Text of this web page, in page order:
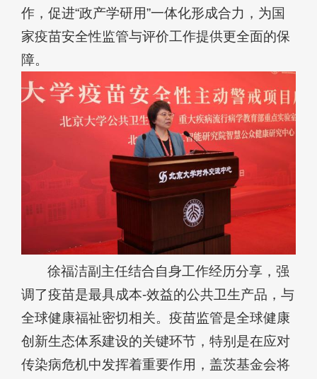
作，促进“政产学研用”一体化形成合力，为国
家疫苗安全性监管与评价工作提供更全面的保
障。
徐福洁副主任结合自身工作经历分享，强
调了疫苗是最具成本-效益的公共卫生产品，与
全球健康福祉密切相关。疫苗监管是全球健康
创新生态体系建设的关键环节，特别是在应对
传染病危机中发挥着重要作用，盖茨基金会将